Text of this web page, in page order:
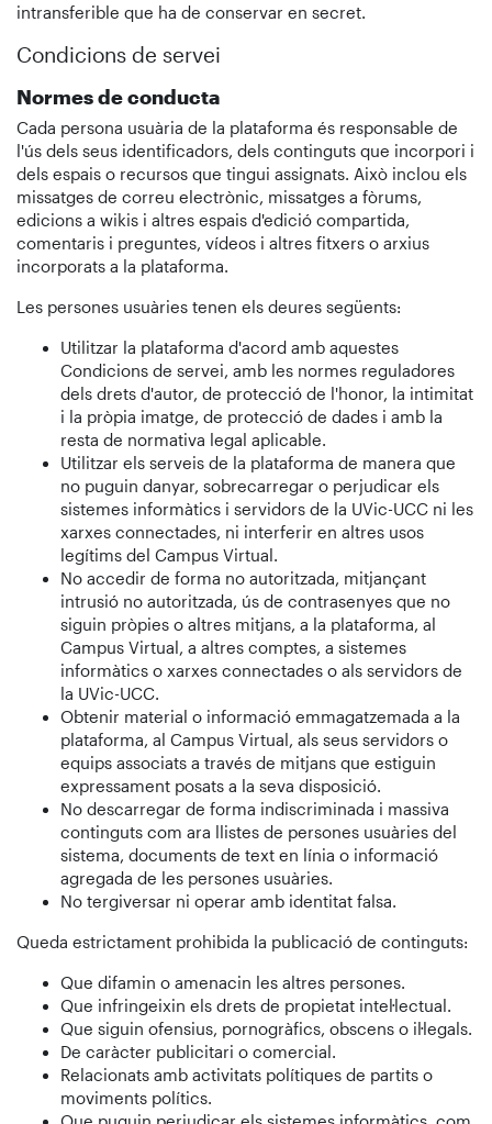
intransferible que ha de conservar en secret.
Condicions de servei
Normes de conducta
Cada persona usuària de la plataforma és responsable de
l'ús dels seus identificadors, dels continguts que incorpori i
dels espais o recursos que tingui assignats. Això inclou els
missatges de correu electrònic, missatges a fòrums,
edicions a wikis i altres espais d'edició compartida,
comentaris i preguntes, vídeos i altres fitxers o arxius
incorporats a la plataforma.
Les persones usuàries tenen els deures següents:
Utilitzar la plataforma d'acord amb aquestes
Condicions de servei, amb les normes reguladores
dels drets d'autor, de protecció de l'honor, la intimitat
i la pròpia imatge, de protecció de dades i amb la
resta de normativa legal aplicable.
Utilitzar els serveis de la plataforma de manera que
no puguin danyar, sobrecarregar o perjudicar els
sistemes informàtics i servidors de la UVic-UCC ni les
xarxes connectades, ni interferir en altres usos
legítims del Campus Virtual.
No accedir de forma no autoritzada, mitjançant
intrusió no autoritzada, ús de contrasenyes que no
siguin pròpies o altres mitjans, a la plataforma, al
Campus Virtual, a altres comptes, a sistemes
informàtics o xarxes connectades o als servidors de
la UVic-UCC.
Obtenir material o informació emmagatzemada a la
plataforma, al Campus Virtual, als seus servidors o
equips associats a través de mitjans que estiguin
expressament posats a la seva disposició.
No descarregar de forma indiscriminada i massiva
continguts com ara llistes de persones usuàries del
sistema, documents de text en línia o informació
agregada de les persones usuàries.
No tergiversar ni operar amb identitat falsa.
Queda estrictament prohibida la publicació de continguts:
Que difamin o amenacin les altres persones.
Que infringeixin els drets de propietat intel·lectual.
Que siguin ofensius, pornogràfics, obscens o il·legals.
De caràcter publicitari o comercial.
Relacionats amb activitats polítiques de partits o
moviments polítics.